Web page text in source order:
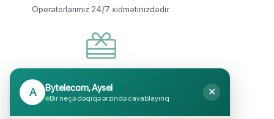
Operatorlarımız 24/7 xidmətinizdədir.
Endirimli məhsul seçimi
Mağazalarımızda mütəmadi olaraq,
A Bytelecom, Aysel
Bir neçə dəqiqə ərzində cavablayırıq
✕